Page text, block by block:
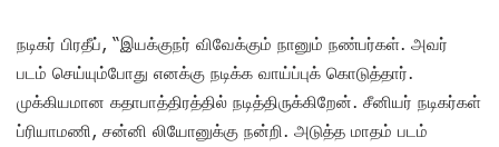
நடிகர் பிரதீப், “இயக்குநர் விவேக்கும் நானும் நண்பர்கள். அவர்
படம் செய்யும்போது எனக்கு நடிக்க வாய்ப்புக் கொடுத்தார்.
முக்கியமான கதாபாத்திரத்தில் நடித்திருக்கிறேன். சீனியர் நடிகர்கள்
ப்ரியாமணி, சன்னி லியோனுக்கு நன்றி. அடுத்த மாதம் படம்